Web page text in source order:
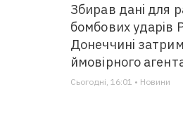
Збирав дані для
бомбових ударів
Донеччині
ймовірного
Сьогодні, 16:01 • Новини